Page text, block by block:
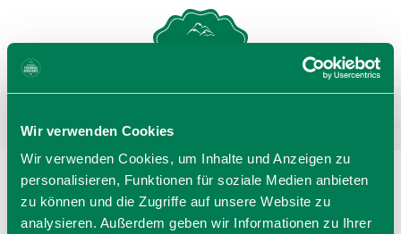
Wir verwenden Cookies
Wir verwenden Cookies, um Inhalte und Anzeigen zu
personalisieren, Funktionen für soziale Medien anbieten
zu können und die Zugriffe auf unsere Website zu
analysieren. Außerdem geben wir Informationen zu Ihrer
Sprache wählen: DE EN IT
GASTGEBERSUCHE